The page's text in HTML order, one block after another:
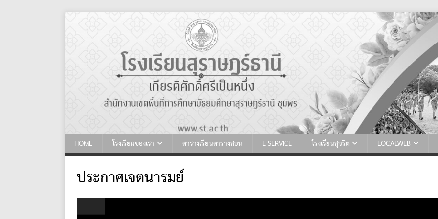
HOME โรงเรียนของเรา ตารางเรียนตารางสอน E-SERVICE โรงเรียนสุจริต LOCALWEB
ประกาศเจตนารมย์